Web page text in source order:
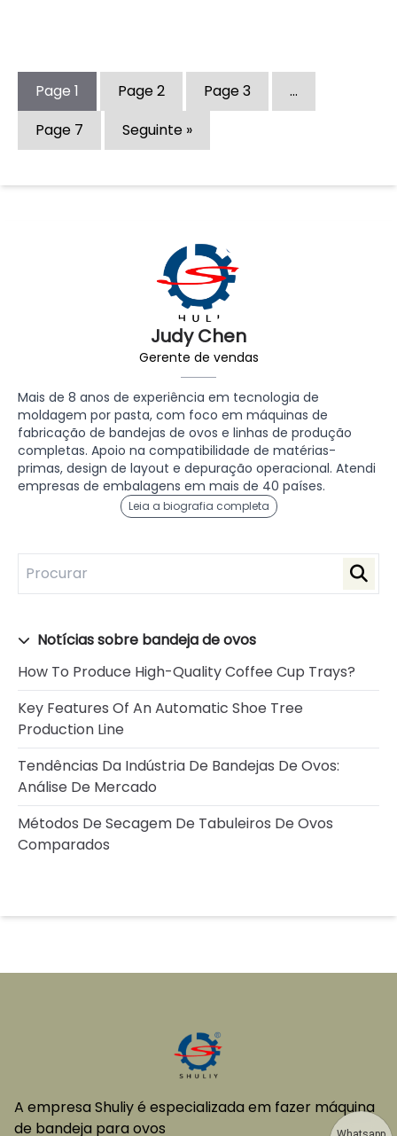
Judy Chen
Gerente de vendas
Mais de 8 anos de experiência em tecnologia de
moldagem por pasta, com foco em máquinas de
fabricação de bandejas de ovos e linhas de produção
completas. Apoio na compatibilidade de matérias-
primas, design de layout e depuração operacional. Atendi
empresas de embalagens em mais de 40 países.
Leia a biografia completa
Notícias sobre bandeja de ovos
How To Produce High-Quality Coffee Cup Trays?
Key Features Of An Automatic Shoe Tree
Production Line
Tendências Da Indústria De Bandejas De Ovos:
Análise De Mercado
Métodos De Secagem De Tabuleiros De Ovos
Comparados
Page 1 Page2 Page3
…
Page 7 Seguinte »
A empresa Shuliy é especializada em fazer máquina
de bandeja para ovos